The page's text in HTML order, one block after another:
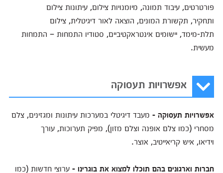
פורטרטים, עיבוד תמונה, מיומנויות צילום, עיתונות צילום
ותחקיר, תקשורת המונים, הוצאה לאור דיגיטלית, צילום
תלת-מימד, יישומים אינטראקטיביים, סטודיו התמחות – התמחות
מעשית.
אפשרויות תעסוקה
אפשרויות תעסוקה - מעבד דיגיטלי במערכות עיתונות ומגזינים, צלם
מסחרי (כמו צלם אופנה וצלם מזון), מפיק תערוכות, עורך
וידיאו, איש קריאייטיב, אוצר.
חברות וארגונים בהם תוכלו למצוא את בוגרינו - ערוצי חדשות (כמו